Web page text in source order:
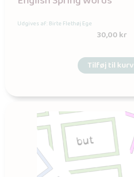
Udgives af: Birte Flethøj Ege
30,00kr
Tilføj til kurv